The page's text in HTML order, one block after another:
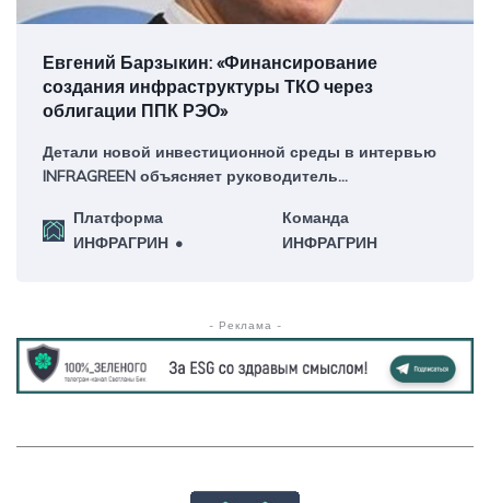
Евгений Барзыкин: «Финансирование
создания инфраструктуры ТКО через
облигации ППК РЭО»
Детали новой инвестиционной среды в интервью
INFRAGREEN объясняет руководитель
ППК «Российский экологический оператор»
Евгений Барзыкин.
Платформа
ИНФРАГРИН
Команда
ИНФРАГРИН
- Реклама -